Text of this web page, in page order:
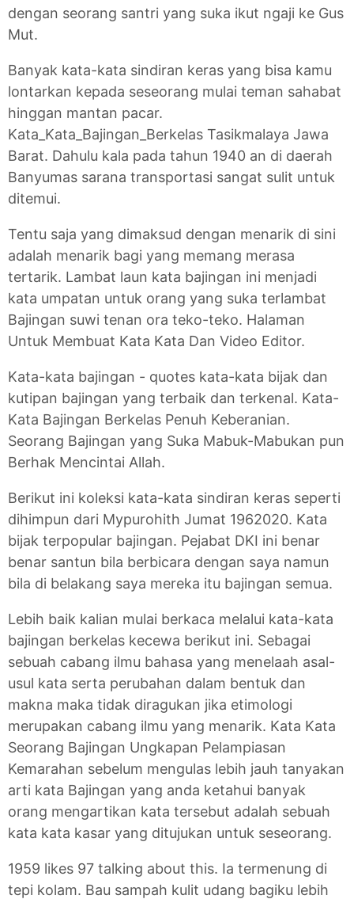
dengan seorang santri yang suka ikut ngaji ke Gus
Mut.
Banyak kata-kata sindiran keras yang bisa kamu
lontarkan kepada seseorang mulai teman sahabat
hinggan mantan pacar.
Kata_Kata_Bajingan_Berkelas Tasikmalaya Jawa
Barat. Dahulu kala pada tahun 1940 an di daerah
Banyumas sarana transportasi sangat sulit untuk
ditemui.
Tentu saja yang dimaksud dengan menarik di sini
adalah menarik bagi yang memang merasa
tertarik. Lambat laun kata bajingan ini menjadi
kata umpatan untuk orang yang suka terlambat
Bajingan suwi tenan ora teko-teko. Halaman
Untuk Membuat Kata Kata Dan Video Editor.
Kata-kata bajingan - quotes kata-kata bijak dan
kutipan bajingan yang terbaik dan terkenal. Kata-
Kata Bajingan Berkelas Penuh Keberanian.
Seorang Bajingan yang Suka Mabuk-Mabukan pun
Berhak Mencintai Allah.
Berikut ini koleksi kata-kata sindiran keras seperti
dihimpun dari Mypurohith Jumat 1962020. Kata
bijak terpopular bajingan. Pejabat DKI ini benar
benar santun bila berbicara dengan saya namun
bila di belakang saya mereka itu bajingan semua.
Lebih baik kalian mulai berkaca melalui kata-kata
bajingan berkelas kecewa berikut ini. Sebagai
sebuah cabang ilmu bahasa yang menelaah asal-
usul kata serta perubahan dalam bentuk dan
makna maka tidak diragukan jika etimologi
merupakan cabang ilmu yang menarik. Kata Kata
Seorang Bajingan Ungkapan Pelampiasan
Kemarahan sebelum mengulas lebih jauh tanyakan
arti kata Bajingan yang anda ketahui banyak
orang mengartikan kata tersebut adalah sebuah
kata kata kasar yang ditujukan untuk seseorang.
1959 likes 97 talking about this. Ia termenung di
tepi kolam. Bau sampah kulit udang bagiku lebih